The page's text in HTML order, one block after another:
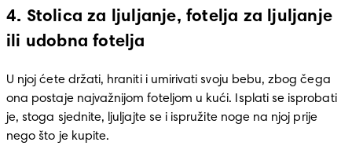
4. Stolica za ljuljanje, fotelja za ljuljanje
ili udobna fotelja
U njoj ćete držati, hraniti i umirivati svoju bebu, zbog čega
ona postaje najvažnijom foteljom u kući. Isplati se isprobati
je, stoga sjednite, ljuljajte se i ispružite noge na njoj prije
nego što je kupite.